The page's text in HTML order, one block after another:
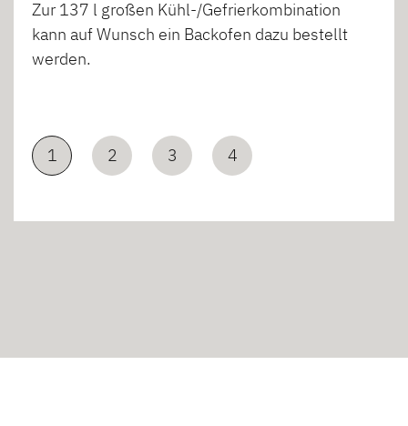
Zur 137 l großen Kühl-/Gefrierkombination
kann auf Wunsch ein Backofen dazu bestellt
werden.
1 2 3 4